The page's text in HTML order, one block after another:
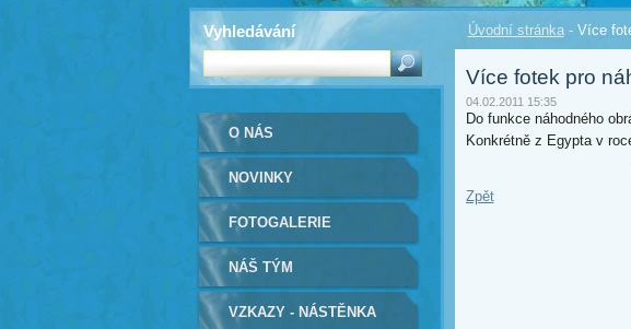
Úvodní stránka - Více
Více fotek pro
04.02.2011 15:35
Do funkce náhodného
Konkrétně z Egypta v
Zpět
O NÁS
NOVINKY
FOTOGALERIE
NÁŠ TÝM
VZKAZY - NÁSTĚNKA
Vyhledávání